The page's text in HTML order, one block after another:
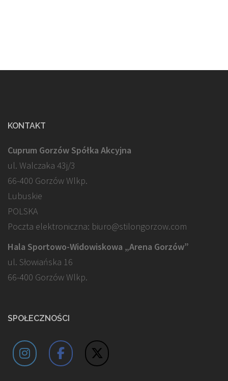
KONTAKT
Cuprum Gorzów Spółka Akcyjna
ul. Walczaka 43j/3
66-400 Gorzów Wlkp.
Lubuskie
POLSKA
Poczta elektroniczna: biuro@stilongorzow.com
Hala Sportowo-Widowiskowa „Arena Gorzów”
ul. Słowiańska 16
66-400 Gorzów Wlkp.
SPOŁECZNOŚCI